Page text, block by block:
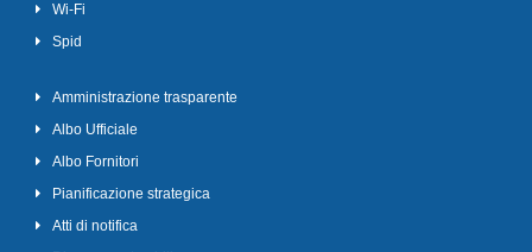
Wi-Fi
Spid
Amministrazione trasparente
Albo Ufficiale
Albo Fornitori
Pianificazione strategica
Atti di notifica